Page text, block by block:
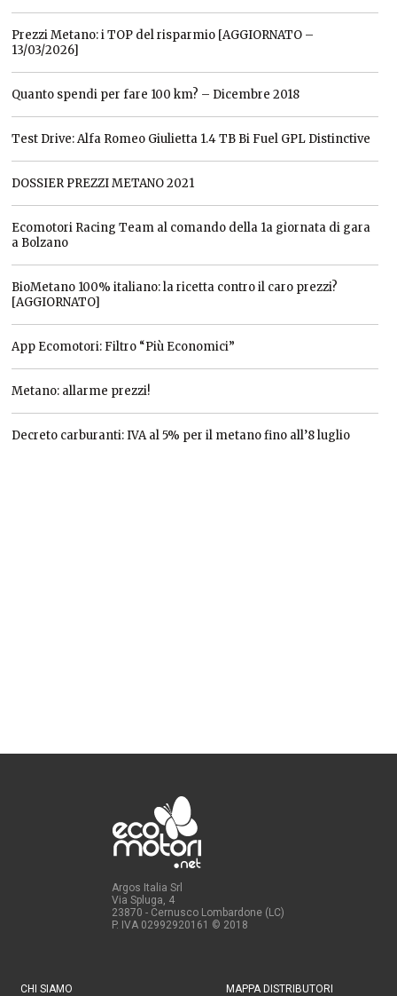
Prezzi Metano: i TOP del risparmio [AGGIORNATO –
13/03/2026]
Quanto spendi per fare 100 km? – Dicembre 2018
Test Drive: Alfa Romeo Giulietta 1.4 TB Bi Fuel GPL Distinctive
DOSSIER PREZZI METANO 2021
Ecomotori Racing Team al comando della 1a giornata di gara
a Bolzano
BioMetano 100% italiano: la ricetta contro il caro prezzi?
[AGGIORNATO]
App Ecomotori: Filtro “Più Economici”
Metano: allarme prezzi!
Decreto carburanti: IVA al 5% per il metano fino all’8 luglio
Argos Italia Srl
Via Spluga, 4
23870 - Cernusco Lombardone (LC)
P. IVA 02992920161 © 2018
CHI SIAMO MAPPA DISTRIBUTORI